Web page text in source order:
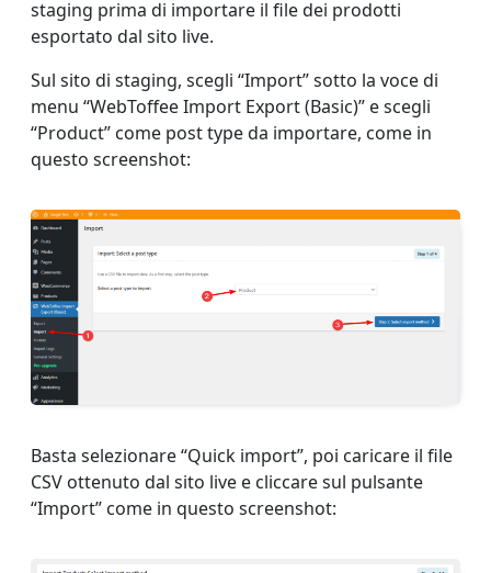
staging prima di importare il file dei prodotti
esportato dal sito live.
Sul sito di staging, scegli “Import” sotto la voce di
menu “WebToffee Import Export (Basic)” e scegli
“Product” come post type da importare, come in
questo screenshot:
Basta selezionare “Quick import”, poi caricare il file
CSV ottenuto dal sito live e cliccare sul pulsante
“Import” come in questo screenshot: